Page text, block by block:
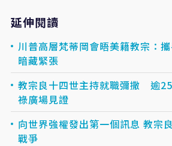
延伸閱讀
川普高層梵蒂岡會晤美籍教宗：
暗藏緊張
教宗良十四世主持就職彌撒 逾
祿廣場見證
向世界強權發出第一個訊息 教宗
戰爭